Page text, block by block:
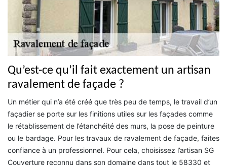
Qu’est-ce qu’il fait exactement un artisan
ravalement de façade ?
Un métier qui n’a été créé que très peu de temps, le travail d’un
façadier se porte sur les finitions utiles sur les façades comme
le rétablissement de l’étanchéité des murs, la pose de peinture
ou le bardage. Pour les travaux de ravalement de façade, faites
confiance à un professionnel. Pour cela, choisissez l’artisan SG
Couverture reconnu dans son domaine dans tout le 58330 et